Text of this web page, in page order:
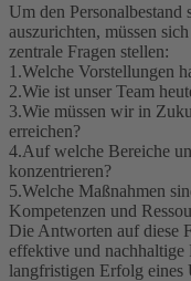
Um den
auszurichten, müssen
zentrale Fragen stellen:
1.Welche Vorstellungen
2.Wie ist unser Team
3.Wie müssen wir in
erreichen?
4.Auf welche Bereiche
konzentrieren?
5.Welche Maßnahmen
Kompetenzen und
Die Antworten auf diese
effektive und nachhaltige
langfristigen Erfolg eines